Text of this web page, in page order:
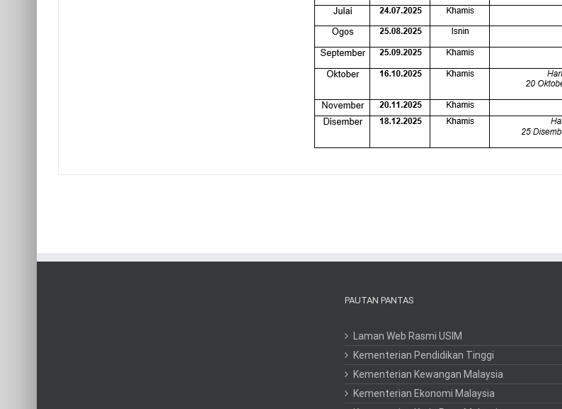
PAUTAN PANTAS
Laman Web Rasmi USIM
Kementerian Pendidikan Tinggi
Kementerian Kewangan Malaysia
Kementerian Ekonomi Malaysia